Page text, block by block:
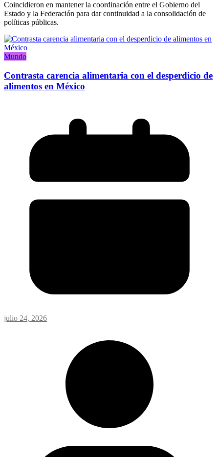
Coincidieron en mantener la coordinación entre el Gobierno del
Estado y la Federación para dar continuidad a la consolidación de
políticas públicas.
Mundo
Contrasta carencia alimentaria con el desperdicio de
alimentos en México
julio 24, 2026